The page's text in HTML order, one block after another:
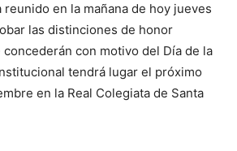
en la mañana de hoy jueves
las distinciones de honor
con motivo del Día de la
tendrá lugar el próximo
en la Real Colegiata de Santa